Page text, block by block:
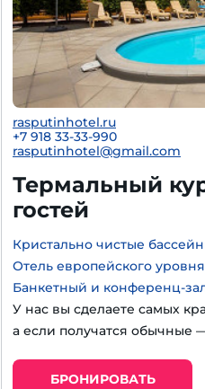
rasputinhotel.ru
+7 918 33-33-990
rasputinhotel@gmail.com
Термальный
гостей
Кристально чистые
Отель европейского уровня
Банкетный и конференц-
У нас вы сделаете самых
а если получатся обычные
БРОНИРОВАТЬ